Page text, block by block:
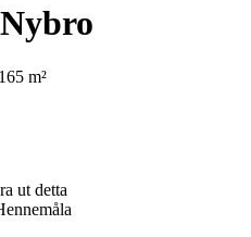
m²
ut detta